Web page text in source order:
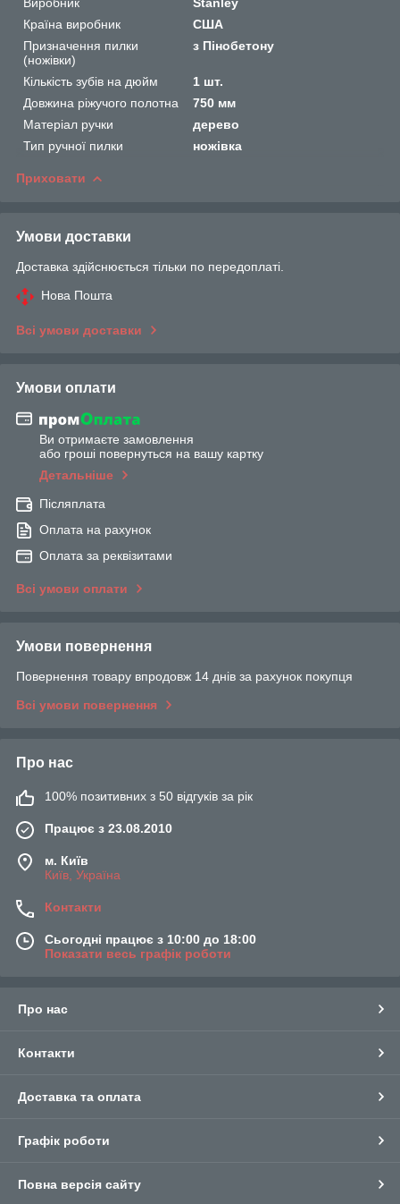
Країна виробник
США
Призначення пилки
(ножівки)
з Пінобетону
Кількість зубів на дюйм
1 шт.
Довжина ріжучого полотна
750 мм
Матеріал ручки
дерево
Тип ручної пилки
ножівка
Приховати
Умови доставки
Доставка здійснюється тільки по передоплаті.
Нова Пошта
Всі умови доставки
Умови оплати
Ви отримаєте замовлення
або гроші повернуться на вашу картку
Детальніше
Післяплата
Оплата на рахунок
Оплата за реквізитами
Всі умови оплати
Умови повернення
Повернення товару впродовж 14 днів за рахунок покупця
Всі умови повернення
Про нас
100% позитивних з 50 відгуків за рік
Працює з 23.08.2010
м. Київ
Київ, Україна
Контакти
Сьогодні працює з 10:00 до 18:00
Показати весь графік роботи
Про нас
Контакти
Доставка та оплата
Графік роботи
Повна версія сайту